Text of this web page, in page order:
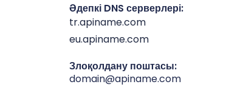
Әдепкі DNS серверлері:
tr.apiname.com
eu.apiname.com
Злоқолдану поштасы:
domain@apiname.com